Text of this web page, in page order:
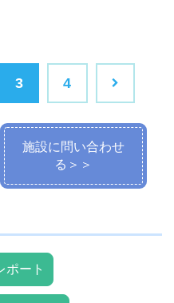
3 4
施設に問い合わせ
る＞＞
ポート